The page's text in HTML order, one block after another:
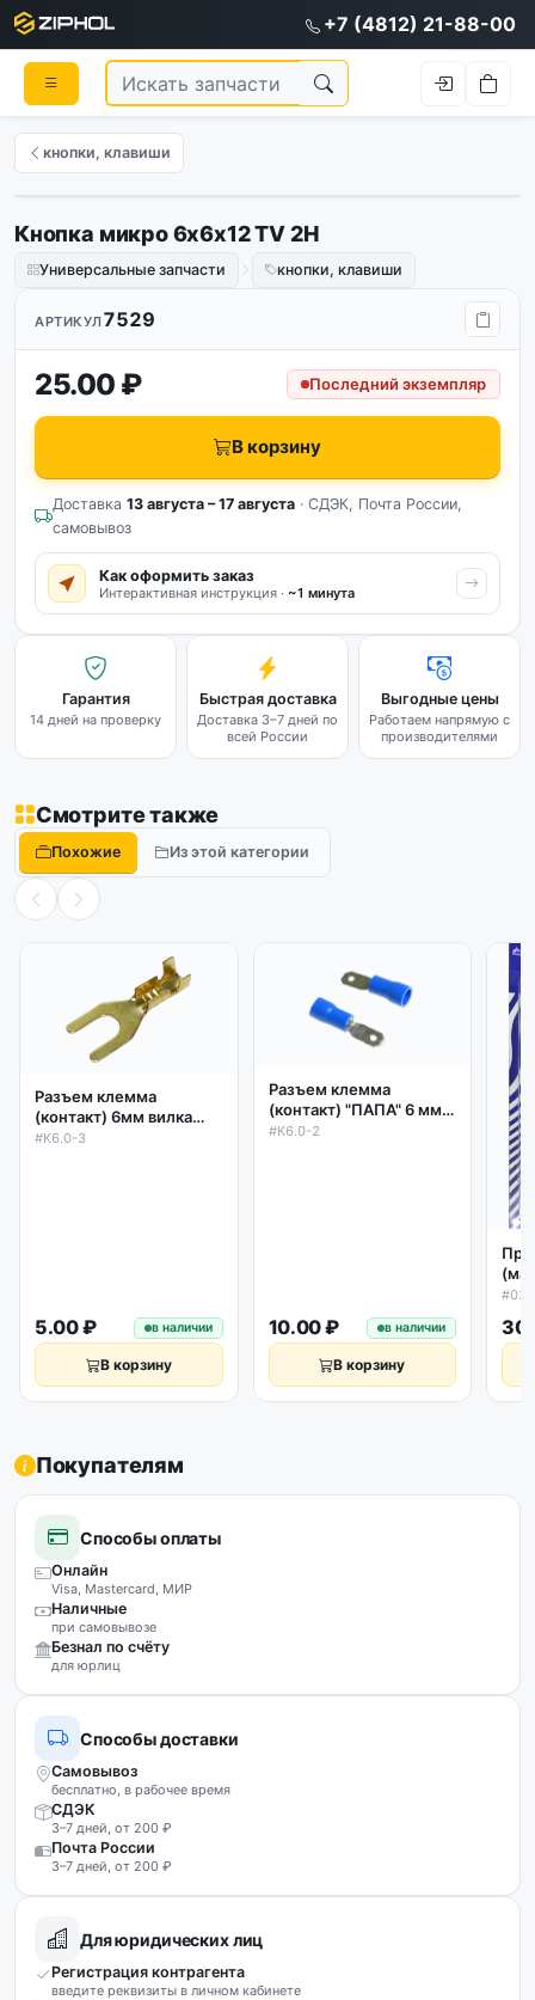
+7 (4812) 21-88-00
кнопки, клавиши
Кнопка микро 6х6х12 TV 2H
Универсальные запчасти кнопки, клавиши
АРТИКУЛ7529
25.00 ₽ Последний экземпляр
В корзину
Доставка 13 августа – 17 августа · СДЭК, Почта России,
самовывоз
Как оформить заказ
Интерактивная инструкция · ~1 минута
Гарантия
14 дней на проверку
Быстрая доставка
Доставка 3–7 дней по
всей России
Выгодные цены
Работаем напрямую с
производителями
Смотрите также
Похожие Из этой категории
Разъем клемма
(контакт) 6мм вилка
латунь под винт
#K6.0-3
5.00 ₽ в наличии
В корзину
Разъем клемма
(контакт) "ПАПА" 6 мм с
частичной изоляцией
#K6.0-2
10.00 ₽ в наличии
В корзину
Покупателям
Способы оплаты
Онлайн
Visa, Mastercard, МИР
Наличные
при самовывозе
Безнал по счёту
для юрлиц
Способы доставки
Самовывоз
бесплатно, в рабочее время
СДЭК
3–7 дней, от 200 ₽
Почта России
3–7 дней, от 200 ₽
Для юридических лиц
Регистрация контрагента
введите реквизиты в личном кабинете